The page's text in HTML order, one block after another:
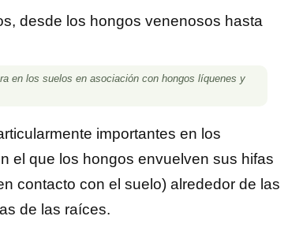
en los suelos en asociación con hongos líquenes y
importantes en los
el que los hongos envuelven sus hifas
contacto con el suelo) alrededor de las
de las raíces.